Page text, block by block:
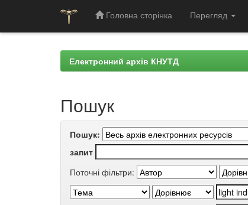
Головна сторінка Перегляд
Електронний архів КНУТД
Пошук
Пошук:
запит
Поточні фільтри: